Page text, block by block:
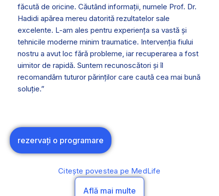
făcută de oricine. Căutând informații, numele Prof. Dr.
Hadidi apărea mereu datorită rezultatelor sale
excelente. L-am ales pentru experiența sa vastă și
tehnicile moderne minim traumatice. Intervenția fiului
nostru a avut loc fără probleme, iar recuperarea a fost
uimitor de rapidă. Suntem recunoscători și îl
recomandăm tuturor părinților care caută cea mai bună
soluție.”
rezervați o programare
Citește povestea pe MedLife
Află mai multe